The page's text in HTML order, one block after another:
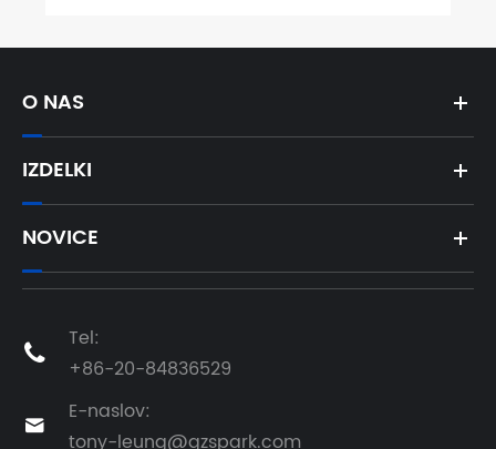
O NAS
IZDELKI
NOVICE

Tel:
+86-20-84836529

E-naslov:
tony-leung@gzspark.com